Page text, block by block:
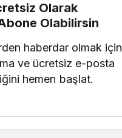
Olarak
Olabilirsin
haberdar olmak için
ve ücretsiz e-posta
hemen başlat.